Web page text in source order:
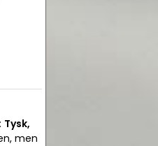
Tysk,
men